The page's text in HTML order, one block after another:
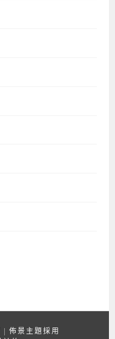
| 佈景主題採用